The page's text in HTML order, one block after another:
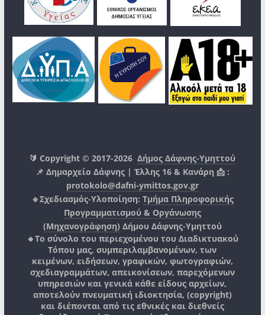
🔰 Copyright © 2017-2026Δήμος Δάφνης-Υμηττού
📌 Δημαρχείο Δάφνης | Έλλης 16 & Κανάρη 📩 :
protokolo@dafni-ymittos.gov.gr
🔹Σχεδιασμός-Υλοποίηση: Τμήμα Πληροφορικής
Προγραμματισμού & Οργάνωσης
(Μηχανογράφηση) Δήμου Δάφνης-Υμηττού
🔸Το σύνολο του περιεχομένου του Διαδικτυακού
Τόπου μας, συμπεριλαμβανομένων, των
κειμένων, ειδήσεων, γραφικών, φωτογραφιών,
σχεδιαγραμμάτων, απεικονίσεων, παρεχόμενων
υπηρεσιών και γενικά κάθε είδους αρχείων,
αποτελούν πνευματική ιδιοκτησία, (copyright)
και διέπονται από τις εθνικές και διεθνείς